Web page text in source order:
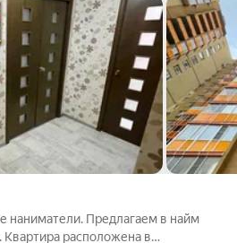
наниматели. Предлагаем в найм
расположена в